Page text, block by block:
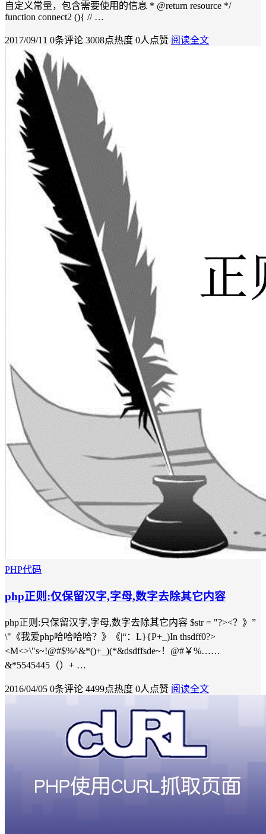
自定义常量，包含需要使用的信息 * @return resource */
function connect2 (){ // …
2017/09/11 0条评论 3008点热度 0人点赞 阅读全文
PHP代码
php正则:仅保留汉字,字母,数字去除其它内容
php正则:只保留汉字,字母,数字去除其它内容 $str = "?><？》”
\"《我爱php哈哈哈哈？》《|“：L}{P+_)In thsdff0?>
<M<>\"s~!@#$%^&*()+_)(*&dsdffsde~！@#￥%……
&*5545445（）+ …
2016/04/05 0条评论 4499点热度 0人点赞 阅读全文